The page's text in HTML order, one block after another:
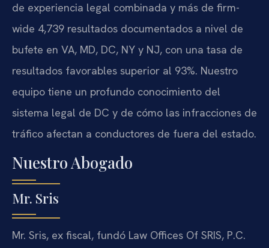
de experiencia legal combinada y más de firm-
wide 4,739 resultados documentados a nivel de
bufete en VA, MD, DC, NY y NJ, con una tasa de
resultados favorables superior al 93%. Nuestro
equipo tiene un profundo conocimiento del
sistema legal de DC y de cómo las infracciones de
tráfico afectan a conductores de fuera del estado.
Nuestro Abogado
Mr. Sris
Mr. Sris, ex fiscal, fundó Law Offices Of SRIS, P.C.